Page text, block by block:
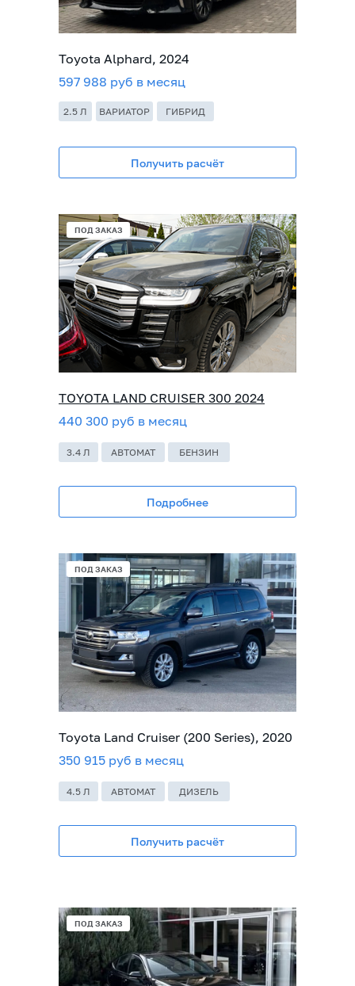
2.5 Л ВАРИАТОР ГИБРИД
Toyota Alphard, 2024
597 988 руб в месяц
Получить расчёт
TOYOTA LAND CRUISER 300 2024
440 300 руб в месяц
Подробнее
ПОД ЗАКАЗ
Toyota Land Cruiser (200 Series), 2020
350 915 руб в месяц
3.4 Л АВТОМАТ
Получить расчёт
БЕНЗИН
ПОД ЗАКАЗ
4.5 Л АВТОМАТ ДИЗЕЛЬ
ПОД ЗАКАЗ